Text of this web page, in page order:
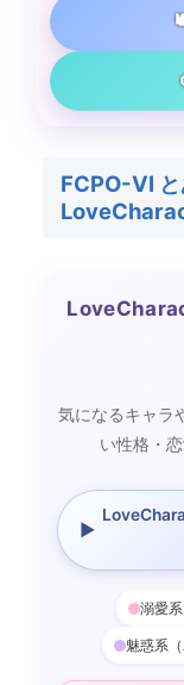
FCPO-VI
気になるキャラ
い性格・
▶
溺愛系
魅惑系（